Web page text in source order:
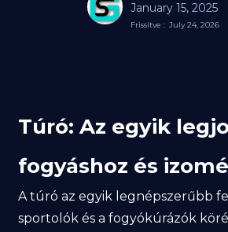
January 15, 2025
Frissítve : July 24, 2026
Túró: Az egyik
fogyáshoz és
A túró az egyik legnépszerűbb
sportolók és a fogyókúrázók